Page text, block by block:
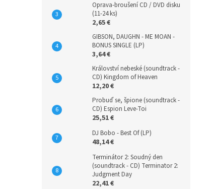
Oprava-broušení CD / DVD disku
(11-24 ks)
2,65 €
GIBSON, DAUGHN - ME MOAN -
BONUS SINGLE (LP)
3,64 €
Království nebeské (soundtrack -
CD) Kingdom of Heaven
12,20 €
Probuď se, špione (soundtrack -
CD) Espion Leve-Toi
25,51 €
DJ Bobo - Best Of (LP)
48,14 €
Terminátor 2: Soudný den
(soundtrack - CD) Terminator 2:
Judgment Day
22,41 €